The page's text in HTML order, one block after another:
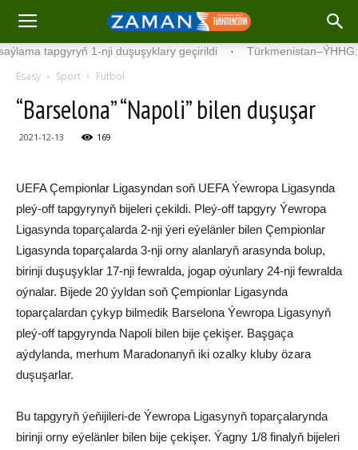
tapgyryň 1-nji duşuşyklary geçirildi · Türkmenistan–ÝHHG:
Esasy Sport Futbol
“Barselona” “Napoli” bilen duşuşar
2021-12-13 169
UEFA Çempionlar Ligasyndan soň UEFA Ýewropa Ligasynda
pleý-off tapgyrynyň bijeleri çekildi. Pleý-off tapgyry Ýewropa
Ligasynda toparçalarda 2-nji ýeri eýelänler bilen Çempionlar
Ligasynda toparçalarda 3-nji orny alanlaryň arasynda bolup,
birinji duşuşyklar 17-nji fewralda, jogap oýunlary 24-nji fewralda
oýnalar. Bijede 20 ýyldan soň Çempionlar Ligasynda
toparçalardan çykyp bilmedik Barselona Ýewropa Ligasynyň
pleý-off tapgyrynda Napoli bilen bije çekişer. Başgaça
aýdylanda, merhum Maradonanyň iki ozalky kluby özara
duşuşarlar.
Bu tapgyryň ýeňijileri-de Ýewropa Ligasynyň toparçalarynda
birinji orny eýelänler bilen bije çekişer. Ýagny 1/8 finalyň bijeleri